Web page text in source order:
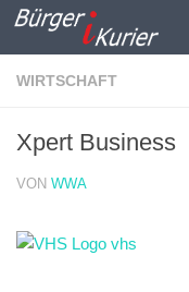
Zum Inhalt springen
WIRTSCHAFT
Xpert Business
VON WWA